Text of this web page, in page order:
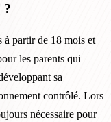
?
à partir de 18 mois et
les parents qui
sa
contrôlé. Lors
nécessaire pour